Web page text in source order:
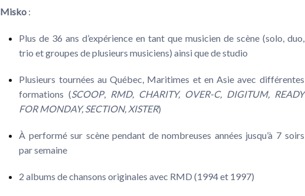
Misko :
Plus de 36 ans d’expérience en tant que musicien de scène (solo, duo,
trio et groupes de plusieurs musiciens) ainsi que de studio
Plusieurs tournées au Québec, Maritimes et en Asie avec différentes
formations ( SCOOP, RMD, CHARITY, OVER-C, DIGITUM, READY
FOR MONDAY, SECTION, XISTER)
À performé sur scène pendant de nombreuses années jusqu’à 7 soirs
par semaine
2 albums de chansons originales avec RMD (1994 et 1997)